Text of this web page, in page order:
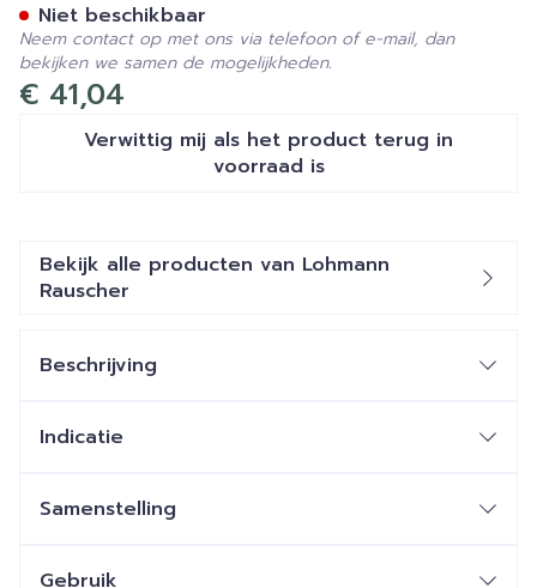
€ 41,04
Verwittig mij als het product terug in
voorraad is
Niet beschikbaar
Neem contact op met ons via telefoon of e-mail, dan
bekijken we samen de mogelijkheden.
Bekijk alle producten van Lohmann
Rauscher
Beschrijving
Indicatie
Samenstelling
Gebruik